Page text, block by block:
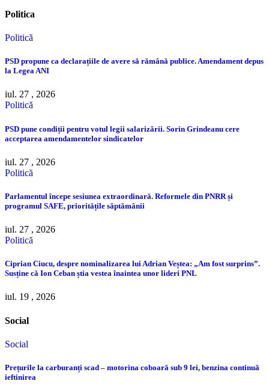
Politica
Politică
PSD propune ca declarațiile de avere să rămână publice. Amendament depus
la Legea ANI
iul. 27 , 2026
Politică
PSD pune condiții pentru votul legii salarizării. Sorin Grindeanu cere
acceptarea amendamentelor sindicatelor
iul. 27 , 2026
Politică
Parlamentul începe sesiunea extraordinară. Reformele din PNRR și
programul SAFE, prioritățile săptămânii
iul. 27 , 2026
Politică
Ciprian Ciucu, despre nominalizarea lui Adrian Veștea: „Am fost surprins”.
Susține că Ion Ceban știa vestea înaintea unor lideri PNL
iul. 19 , 2026
Social
Social
Prețurile la carburanți scad – motorina coboară sub 9 lei, benzina continuă
ieftinirea